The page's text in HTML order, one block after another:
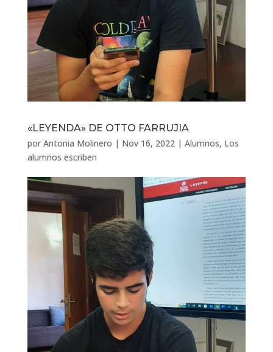
«LEYENDA» DE OTTO FARRUJIA
por Antonia Molinero | Nov 16, 2022| Alumnos, Los
alumnos escriben